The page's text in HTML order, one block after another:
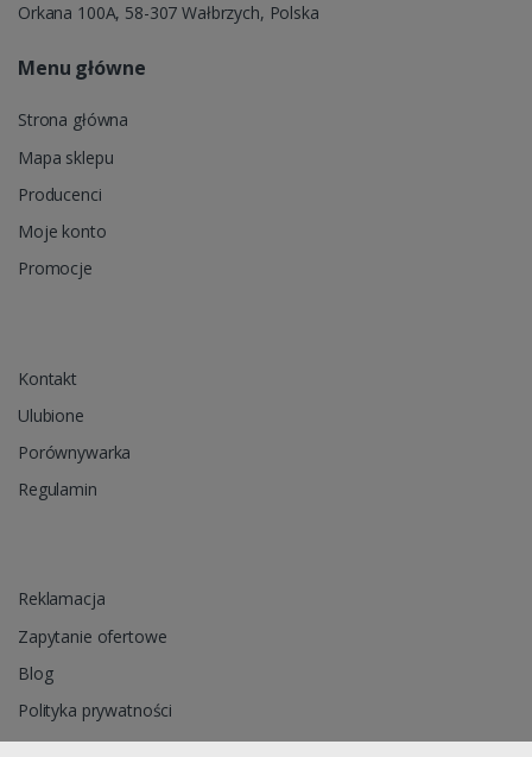
Orkana 100A, 58-307 Wałbrzych, Polska
Menu główne
Strona główna
Mapa sklepu
Producenci
Moje konto
Promocje
Kontakt
Ulubione
Porównywarka
Regulamin
Reklamacja
Zapytanie ofertowe
Blog
Polityka prywatności